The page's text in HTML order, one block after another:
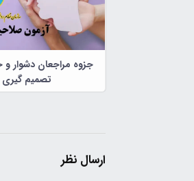
جزوه مراجعان دشوار و
تصمیم گیری
ارسال نظر